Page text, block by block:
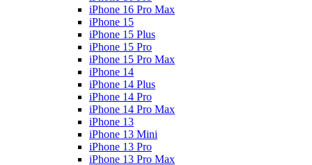
iPhone 16 Pro Max
iPhone 15
iPhone 15 Plus
iPhone 15 Pro
iPhone 15 Pro Max
iPhone 14
iPhone 14 Plus
iPhone 14 Pro
iPhone 14 Pro Max
iPhone 13
iPhone 13 Mini
iPhone 13 Pro
iPhone 13 Pro Max